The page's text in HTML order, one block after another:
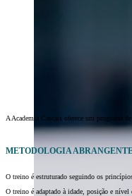
A Academia Cascais oferece um programa
METODOLOGIA
O treino é estruturado seguindo os
O treino é adaptado à idade, posição e